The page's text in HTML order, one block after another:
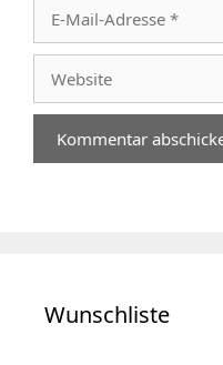
Mail-
Adresse
Wunschliste